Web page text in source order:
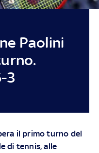
Paolini
3
il primo turno del
di tennis, alle